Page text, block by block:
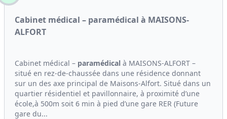
Cabinet médical – paramédical à MAISONS-
ALFORT
Cabinet médical – paramédical à MAISONS-ALFORT –
situé en rez-de-chaussée dans une résidence donnant
sur un des axe principal de Maisons-Alfort. Situé dans un
quartier résidentiel et pavillonnaire, à proximité d’une
école,à 500m soit 6 min à pied d’une gare RER (Future
gare du...